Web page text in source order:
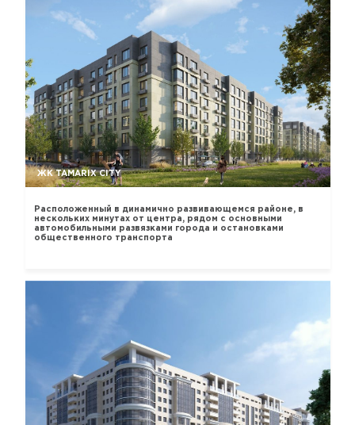
ЖК TAMARIX CITY
Расположенный в динамично развивающемся районе, в
нескольких минутах от центра, рядом с основными
автомобильными развязками города и остановками
общественного транспорта